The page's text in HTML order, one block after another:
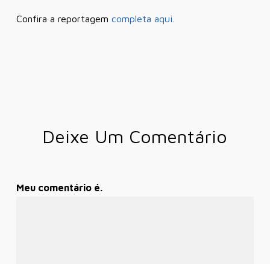
Confira a reportagem completa aqui.
Deixe Um Comentário
Meu comentário é.